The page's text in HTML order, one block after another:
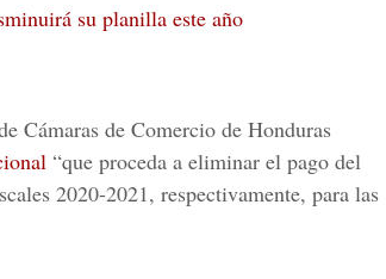
su planilla este año
Cámaras de Comercio de Honduras
“que proceda a eliminar el pago del
2020-2021, respectivamente, para las